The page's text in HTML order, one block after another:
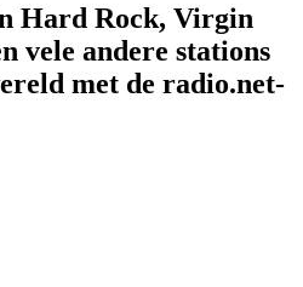
Hard Rock, Virgin
vele andere stations
met de radio.net-